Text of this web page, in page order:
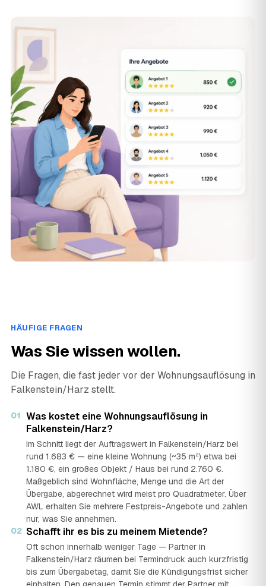
HÄUFIGE FRAGEN
Was Sie wissen wollen.
Die Fragen, die fast jeder vor der Wohnungsauflösung in
Falkenstein/Harz stellt.
01 Was kostet eine Wohnungsauflösung in
Falkenstein/Harz?
Im Schnitt liegt der Auftragswert in Falkenstein/Harz bei
rund 1.683 € — eine kleine Wohnung (~35 m²) etwa bei
1.180 €, ein großes Objekt / Haus bei rund 2.760 €.
Maßgeblich sind Wohnfläche, Menge und die Art der
Übergabe, abgerechnet wird meist pro Quadratmeter. Über
AWL erhalten Sie mehrere Festpreis-Angebote und zahlen
nur, was Sie annehmen.
02 Schafft ihr es bis zu meinem Mietende?
Oft schon innerhalb weniger Tage — Partner in
Falkenstein/Harz räumen bei Termindruck auch kurzfristig
bis zum Übergabetag, damit Sie die Kündigungsfrist sicher